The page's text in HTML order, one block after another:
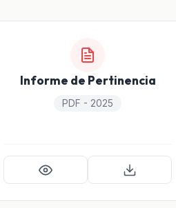
Informe de Pertinencia
PDF - 2025